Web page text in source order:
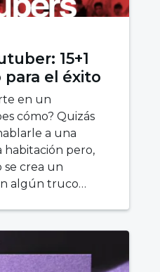
15+1
para el éxito
en un
cómo? Quizás
a una
habitación pero,
se crea un
algún truco…